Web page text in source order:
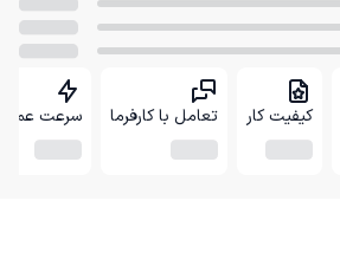
کیفیت کار تعامل با کارفرما سرعت عمل